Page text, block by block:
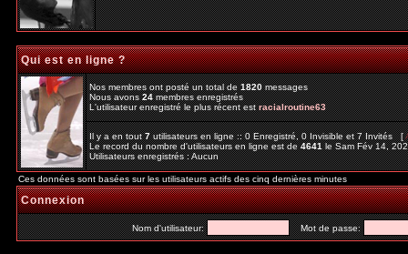
Qui est en ligne ?
Nos membres ont posté un total de1820messages
Nous avons24membres enregistrés
L'utilisateur enregistré le plus récent estracialroutine63
Il y a en tout7utilisateurs en ligne :: 0 Enregistré, 0 Invisible et 7 Invités [
Le record du nombre d'utilisateurs en ligne est de4641le Sam Fév 14,
Utilisateurs enregistrés : Aucun
Ces données sont basées sur les utilisateurs actifs des cinq dernières minutes
Connexion
Nom d'utilisateur: Mot de passe: